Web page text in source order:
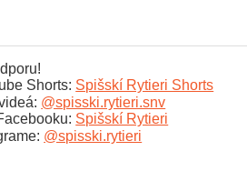
Shorts: Spišskí Rytieri Shorts
@spisski.rytieri.snv
Spišskí Rytieri
@spisski.rytieri